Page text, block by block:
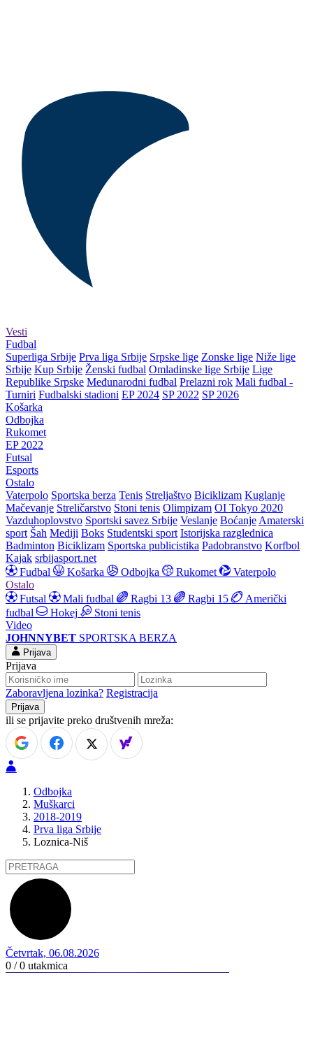
Vesti
Fudbal
Superliga Srbije Prva liga Srbije Srpske lige Zonske lige Niže lige
Srbije Kup Srbije Ženski fudbal Omladinske lige Srbije Lige
Republike Srpske Međunarodni fudbal Prelazni rok Mali fudbal -
Turniri Fudbalski stadioni EP 2024 SP 2022 SP 2026
Košarka
Odbojka
Rukomet
EP 2022
Futsal
Esports
Ostalo
Vaterpolo Sportska berza Tenis Streljaštvo Biciklizam Kuglanje
Mačevanje Streličarstvo Stoni tenis Olimpizam OI Tokyo 2020
Vazduhoplovstvo Sportski savez Srbije Veslanje Boćanje Amaterski
sport Šah Mediji Boks Studentski sport Istorijska razglednica
Badminton Biciklizam Sportska publicistika Padobranstvo Korfbol
Kajak srbijasport.net
Fudbal
Košarka Odbojka Rukomet
Vaterpolo
Ostalo
Futsal
Mali fudbal Ragbi 13 Ragbi 15
Američki
fudbal
Hokej
Stoni tenis
Video
JOHNNYBET SPORTSKA BERZA
Prijava
Prijava
Zaboravljena lozinka? Registracija
ili se prijavite preko društvenih mreža:
Odbojka
Muškarci
2018-2019
Prva liga Srbije
Loznica-Niš
Četvrtak, 06.08.2026
0 / 0 utakmica